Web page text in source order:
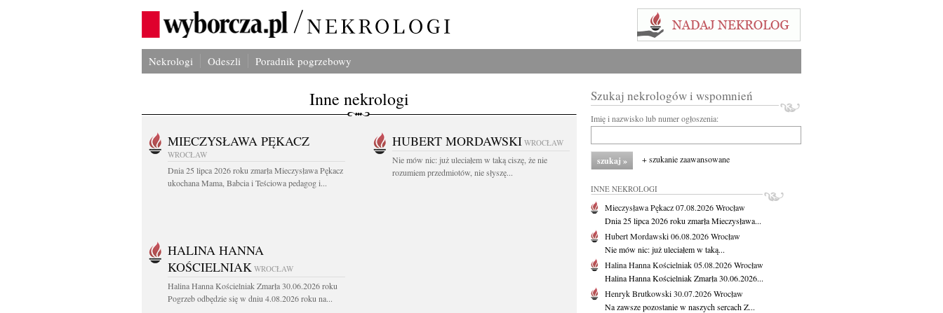
Nekrologi Odeszli Poradnik pogrzebowy
Inne nekrologi
MIECZYSŁAWA PĘKACZ
WROCŁAW
Dnia 25 lipca 2026 roku zmarła Mieczysława Pękacz
ukochana Mama, Babcia i Teściowa pedagog i...
HUBERT MORDAWSKI WROCŁAW
Nie mów nic: już uleciałem w taką ciszę, że nie
rozumiem przedmiotów, nie słyszę...
HALINA HANNA
KOŚCIELNIAK WROCŁAW
Halina Hanna Kościelniak Zmarła 30.06.2026 roku
Pogrzeb odbędzie się w dniu 4.08.2026 roku na...
Szukaj nekrologów i wspomnień
Imię i nazwisko lub numer ogłoszenia:
+ szukanie zaawansowane
INNE NEKROLOGI
Mieczysława Pękacz07.08.2026Wrocław
Dnia 25 lipca 2026 roku zmarła Mieczysława...
Hubert Mordawski06.08.2026Wrocław
Nie mów nic: już uleciałem w taką...
Halina Hanna Kościelniak05.08.2026Wrocław
Halina Hanna Kościelniak Zmarła 30.06.2026...
Henryk Brutkowski30.07.2026Wrocław
Na zawsze pozostanie w naszych sercach Z...